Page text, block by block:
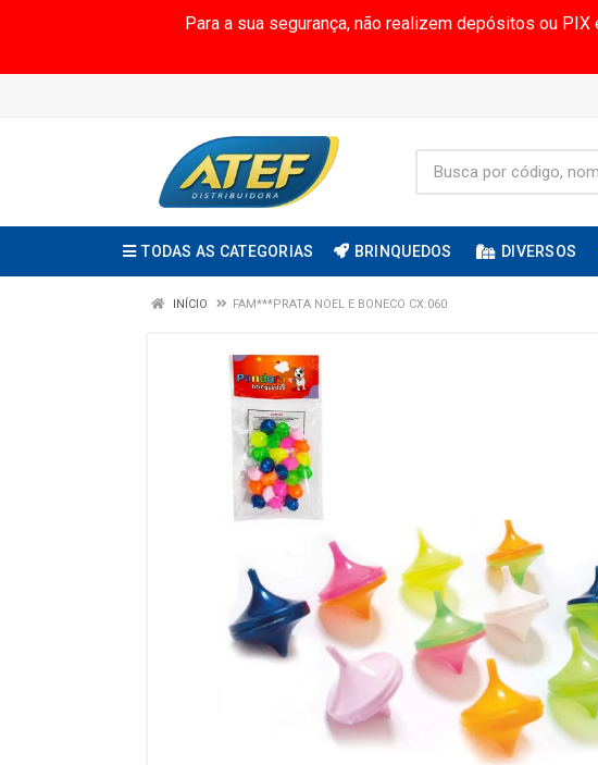
Para a sua segurança, não realizem depósitos ou
TODAS AS CATEGORIAS BRINQUEDOS DIVERSOS
INÍCIO FAM***PRATA NOEL E BONECO CX:060